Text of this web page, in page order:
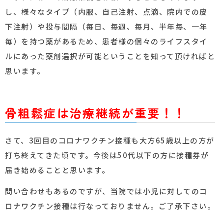
し、様々なタイプ（内服、自己注射、点滴、院内での皮
下注射）や投与間隔（毎日、毎週、毎月、半年毎、一年
毎）を持つ薬があるため、患者様の個々のライフスタイ
ルにあった薬剤選択が可能ということを知って頂ければと
思います。
骨粗鬆症は治療継続が重要！！
さて、3回目のコロナワクチン接種も大方65歳以上の方が
打ち終えてきた頃です。今後は50代以下の方に接種券が
届き始めることと思います。
問い合わせもあるのですが、当院では小児に対してのコ
ロナワクチン接種は行なっておりません。ご了承下さい。